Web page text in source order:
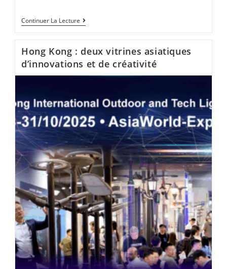
Continuer La Lecture
Hong Kong : deux vitrines asiatiques
d’innovations et de créativité